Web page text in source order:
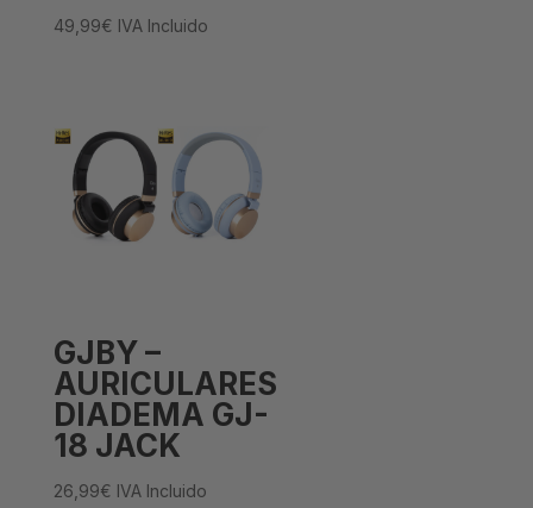
49,99€ IVA Incluido
GJBY –
AURICULARES
DIADEMA GJ-
18 JACK
26,99€ IVA Incluido